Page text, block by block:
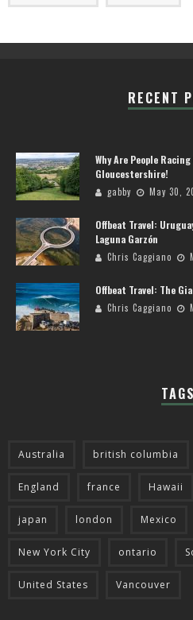
RECENT
Why Are People
Gloucestershire!
gabby May 30,
Offbeat Travel:
Laguna Garzón
Chris Caggiano
Offbeat Travel: The
Chris Caggiano
TAGS
Australia british columbia
England france Hawaii
japan london Mexico
New York City ontario
United States Vancouver